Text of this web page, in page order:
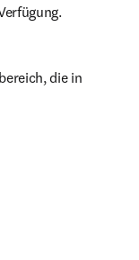
window
die in